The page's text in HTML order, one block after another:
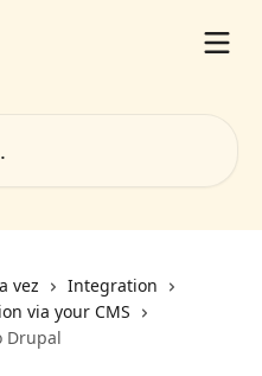
vez
Integration
via your CMS
Drupal